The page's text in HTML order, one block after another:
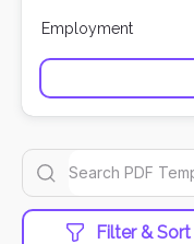
Employment
Filter & Sort